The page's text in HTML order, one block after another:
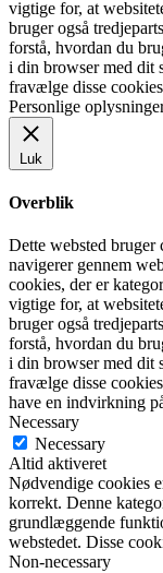
vigtige for, at
bruger også
forstå, hvordan du
i din browser med dit
fravælge disse
Personlige
Luk
Overblik
Dette websted bruger
navigerer gennem
cookies, der er
vigtige for, at
bruger også
forstå, hvordan du
i din browser med dit
fravælge disse
have en indvirkning
Necessary
Necessary
Altid aktiveret
Nødvendige cookies
korrekt. Denne
grundlæggende
webstedet. Disse
Non-necessary